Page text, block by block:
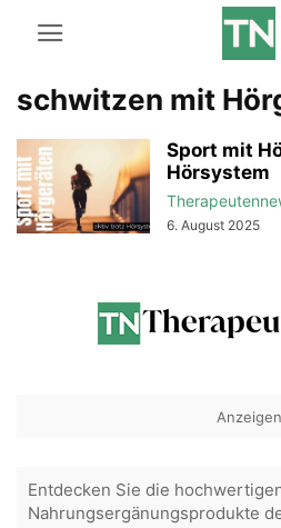
schwitzen mit
Sport mit
Hörsystem
6. August 2025
Anzeigen
Entdecken Sie die
Nahrungsergänungsprodukte